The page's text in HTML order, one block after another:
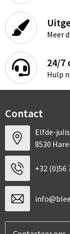
Meer
24/7
Hulp
Contact
Elfde-
8530
+32 (0)56